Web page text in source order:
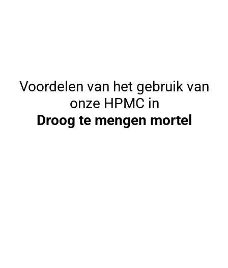
Voordelen van het gebruik van
onze HPMC in
Droog te mengen mortel